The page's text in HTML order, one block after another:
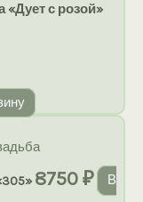
«Дует с розой»
8750₽ В